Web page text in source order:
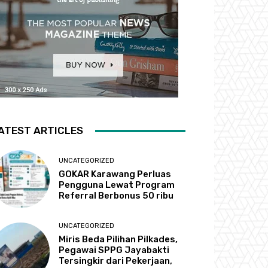
ARTICLES
UNCATEGORIZED
GOKAR Karawang Perluas
Pengguna Lewat Program
Referral Berbonus 50 ribu
UNCATEGORIZED
Miris Beda Pilihan Pilkades,
Pegawai SPPG Jayabakti
Tersingkir dari Pekerjaan,